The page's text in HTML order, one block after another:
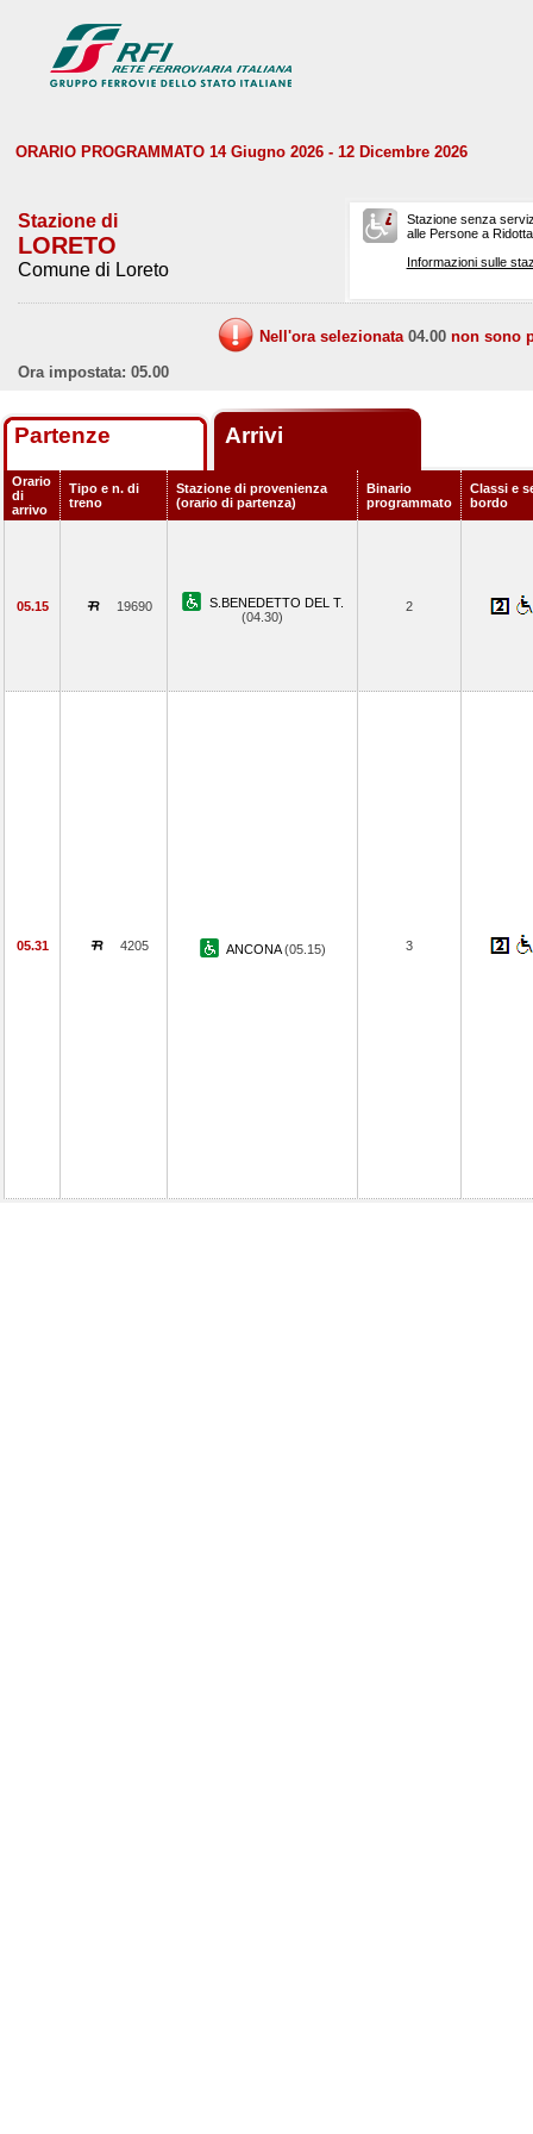
ORARIO PROGRAMMATO 14 Giugno 2026 - 12 Dicembre 2026
Stazione di
LORETO
Comune di Loreto
Stazione senza
alle Persone a
Informazioni sulle
Nell'ora selezionata 04.00 non sono
Ora impostata: 05.00
Partenze Arrivi
Orario
di
arrivo
Tipo e n. di
treno
Stazione di provenienza
(orario di partenza)
Binario
programmato
Classi e
bordo
05.15 19690
S.BENEDETTO DEL T.
(04.30)
2
05.31 4205 ANCONA(05.15) 3